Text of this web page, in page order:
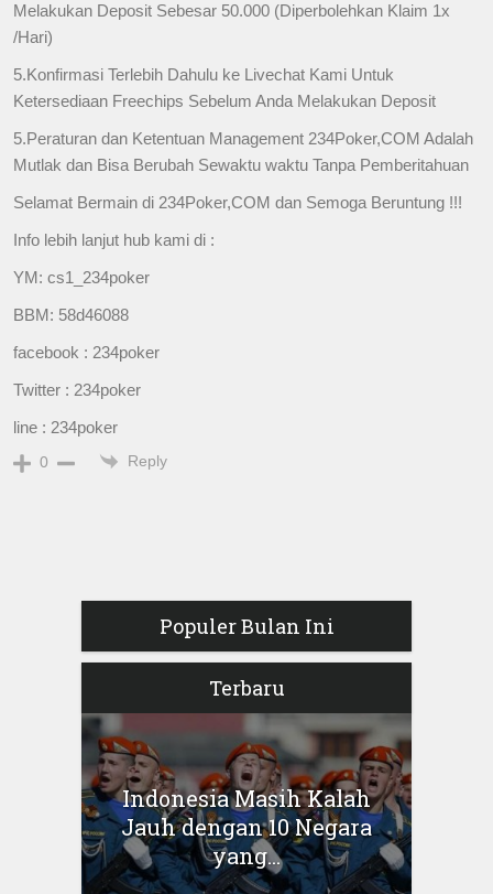
Melakukan Deposit Sebesar 50.000 (Diperbolehkan Klaim 1x
/Hari)
5.Konfirmasi Terlebih Dahulu ke Livechat Kami Untuk
Ketersediaan Freechips Sebelum Anda Melakukan Deposit
5.Peraturan dan Ketentuan Management 234Poker,COM Adalah
Mutlak dan Bisa Berubah Sewaktu waktu Tanpa Pemberitahuan
Selamat Bermain di 234Poker,COM dan Semoga Beruntung !!!
Info lebih lanjut hub kami di :
YM: cs1_234poker
BBM: 58d46088
facebook : 234poker
Twitter : 234poker
line : 234poker
0 Reply
Populer Bulan Ini
Terbaru
Indonesia Masih Kalah
Jauh dengan 10 Negara
yang...